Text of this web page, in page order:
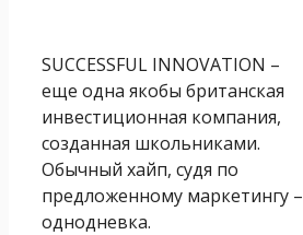
SUCCESSFUL INNOVATION –
еще одна якобы британская
инвестиционная компания,
созданная школьниками.
Обычный хайп, судя по
предложенному маркетингу –
однодневка.